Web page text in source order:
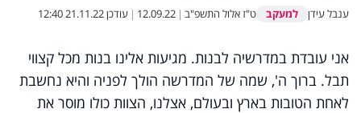
ענבל עידן למעקב ט"ז אלול התשפ"ב |
12.09.22
| עודכן21.11.22 12:40
אני עובדת במדרשיה לבנות. מגיעות אלינו בנות מכל קצווי
תבל. ברוך ה', שמה של המדרשה הולך לפניה והיא נחשבת
לאחת הטובות בארץ ובעולם, אצלנו, הצוות כולו מוסר את